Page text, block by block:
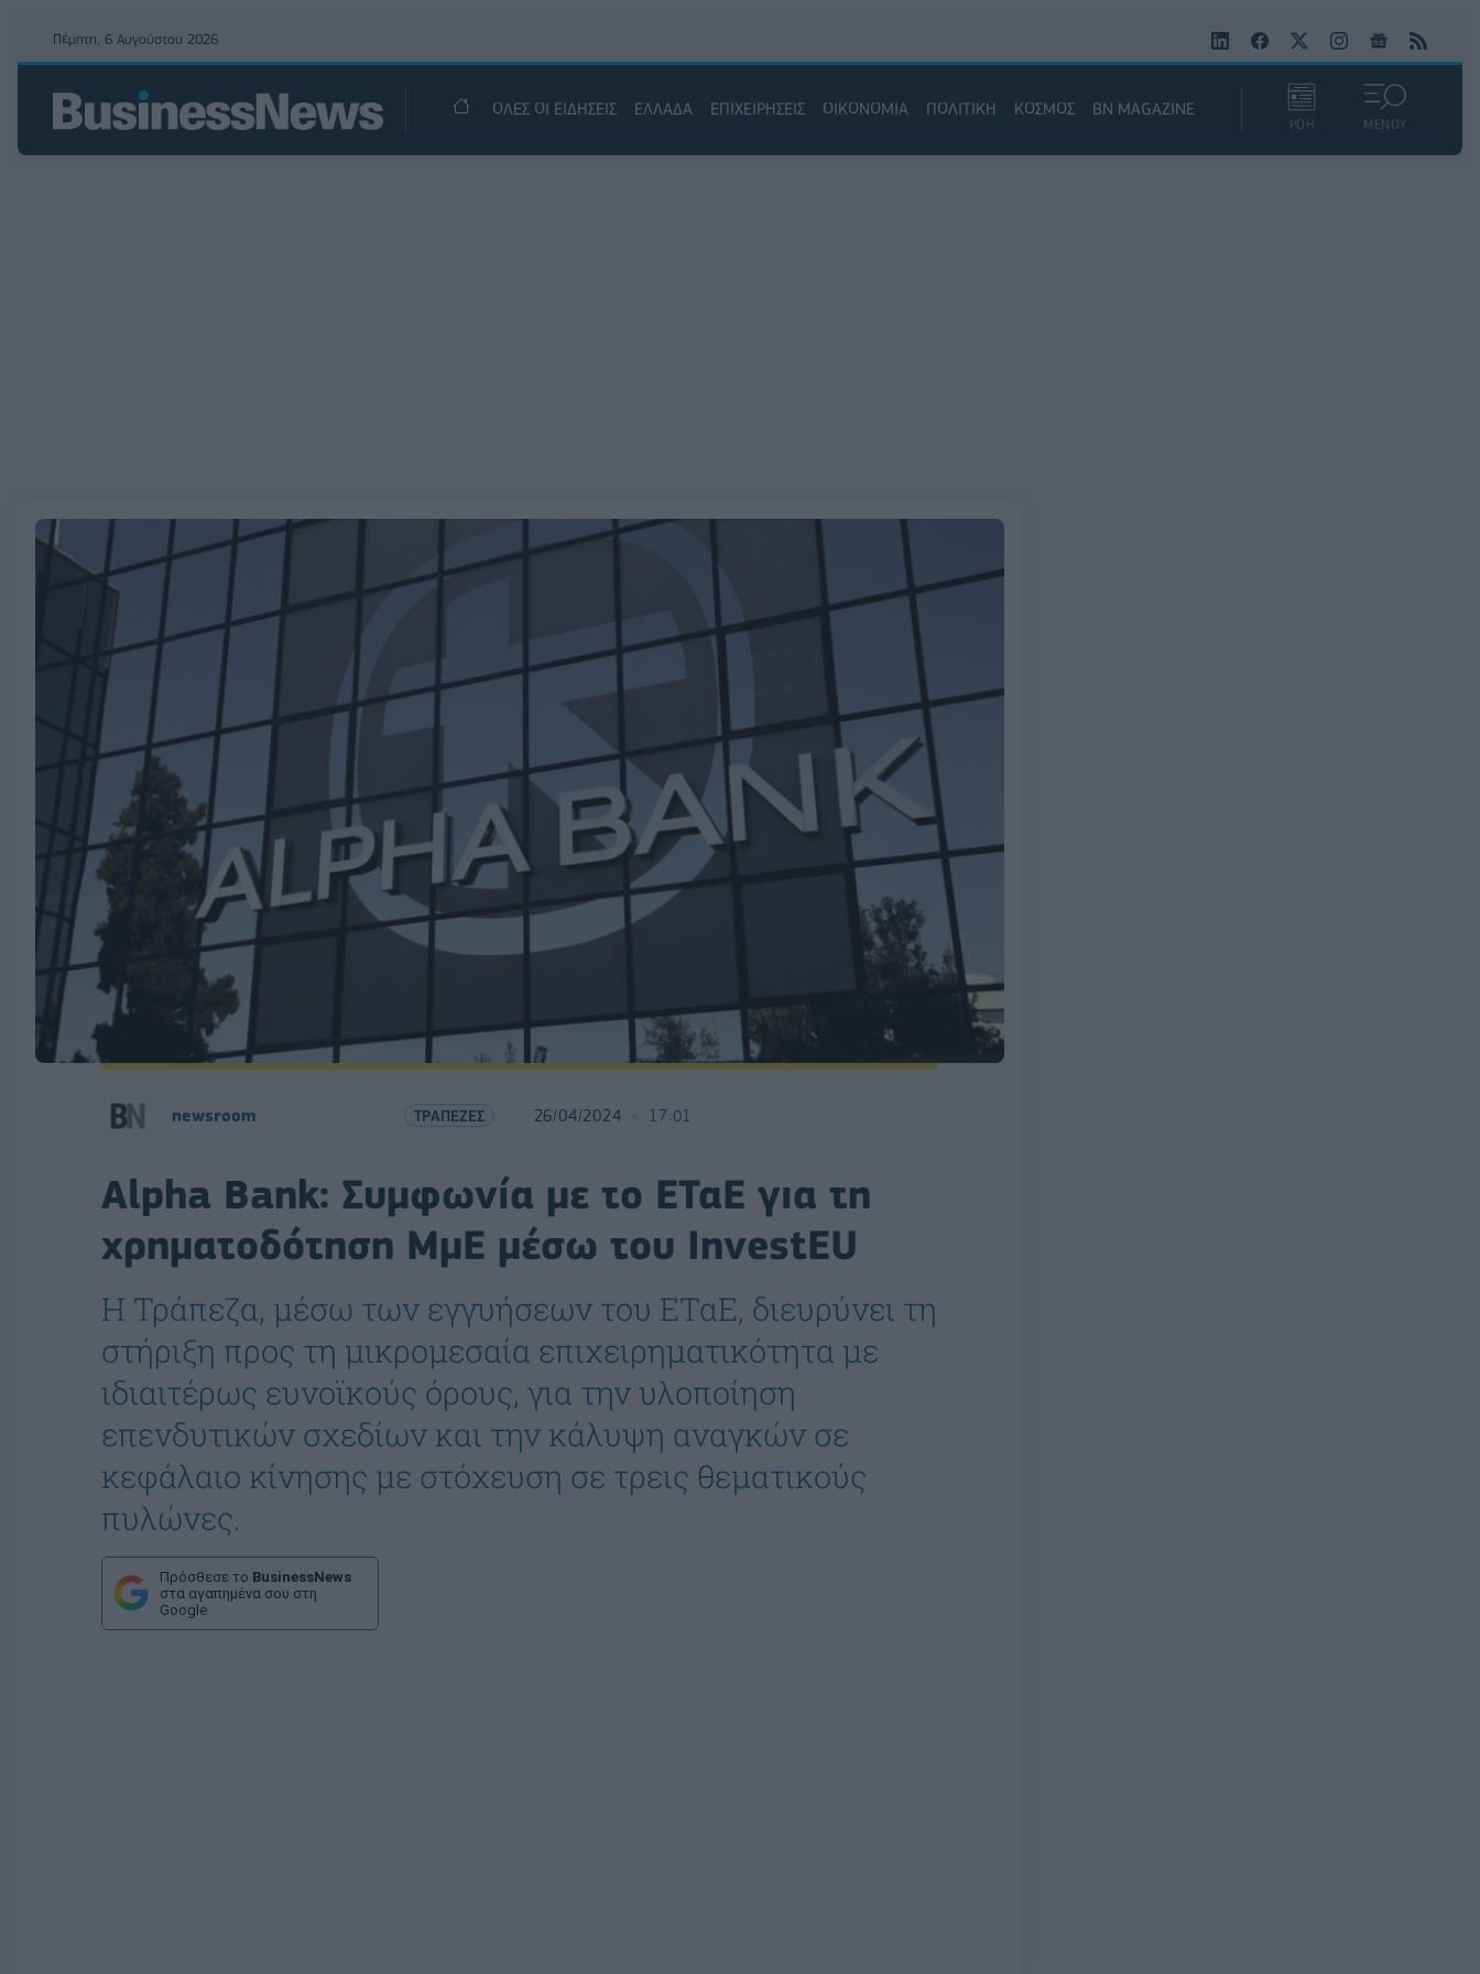
Πέμπτη, 6 Αυγούστου 2026
ΟΛΕΣ ΟΙ ΕΙΔΗΣΕΙΣ ΕΛΛΑΔΑ ΕΠΙΧΕΙΡΗΣΕΙΣ ΟΙΚΟΝΟΜΙΑ ΠΟΛΙΤΙΚΗ ΚΟΣΜΟΣ BN MAGAZINE
ΡΟΗ ΜΕΝΟΥ
newsroom ΤΡΑΠΕΖΕΣ 26/04/2024 17:01
Alpha Bank: Συμφωνία με το ΕΤαΕ για τη
χρηματοδότηση ΜμΕ μέσω του InvestEU
Η Τράπεζα, μέσω των εγγυήσεων του ΕΤαΕ, διευρύνει τη
στήριξη προς τη μικρομεσαία επιχειρηματικότητα με
ιδιαιτέρως ευνοϊκούς όρους, για την υλοποίηση
επενδυτικών σχεδίων και την κάλυψη αναγκών σε
κεφάλαιο κίνησης με στόχευση σε τρεις θεματικούς
πυλώνες.
Πρόσθεσε το BusinessNews
στα αγαπημένα σου στη
Google